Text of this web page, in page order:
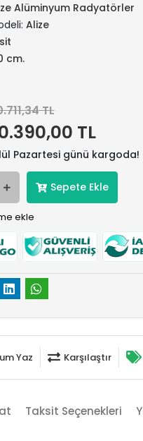
Alüminyum Radyatörler
Alize
cm.
TL
TL
Pazartesi günü kargoda!
Sepete Ekle
ekle
Yaz Karşılaştır
Taksit Seçenekleri